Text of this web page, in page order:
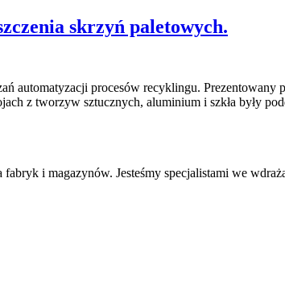
skrzyń paletowych.
automatyzacji procesów recyklingu.
z tworzyw sztucznych, aluminium i szkła były
i magazynów. Jesteśmy specjalistami we